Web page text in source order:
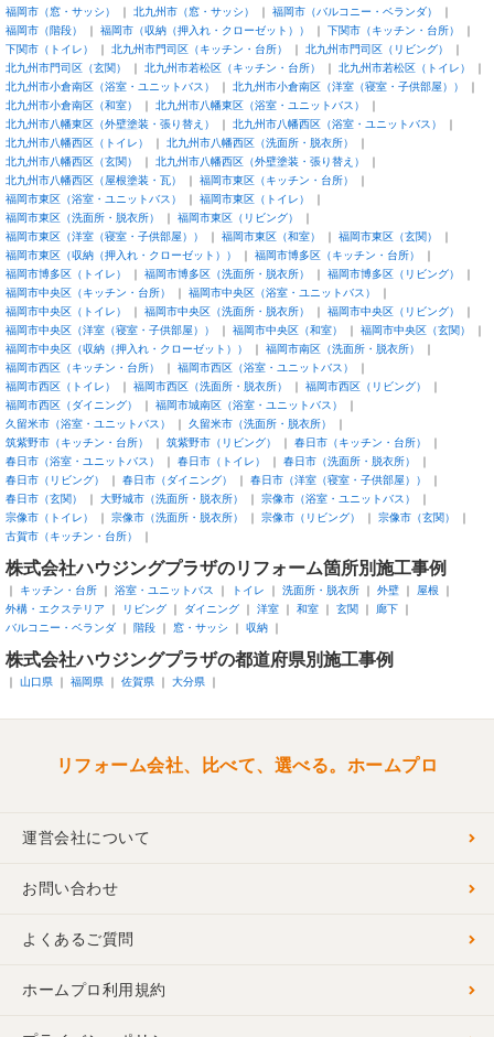
福岡市（窓・サッシ）
北九州市（窓・サッシ）
福岡市（バルコニー・ベランダ）
福岡市（階段）
福岡市（収納（押入れ・クローゼット））
下関市（キッチン・台所）
下関市（トイレ）
北九州市門司区（キッチン・台所）
北九州市門司区（リビング）
北九州市門司区（玄関）
北九州市若松区（キッチン・台所）
北九州市若松区（トイレ）
北九州市小倉南区（浴室・ユニットバス）
北九州市小倉南区（洋室（寝室・子供部屋））
北九州市小倉南区（和室）
北九州市八幡東区（浴室・ユニットバス）
北九州市八幡東区（外壁塗装・張り替え）
北九州市八幡西区（浴室・ユニットバス）
北九州市八幡西区（トイレ）
北九州市八幡西区（洗面所・脱衣所）
北九州市八幡西区（玄関）
北九州市八幡西区（外壁塗装・張り替え）
北九州市八幡西区（屋根塗装・瓦）
福岡市東区（キッチン・台所）
福岡市東区（浴室・ユニットバス）
福岡市東区（トイレ）
福岡市東区（洗面所・脱衣所）
福岡市東区（リビング）
福岡市東区（洋室（寝室・子供部屋））
福岡市東区（和室）
福岡市東区（玄関）
福岡市東区（収納（押入れ・クローゼット））
福岡市博多区（キッチン・台所）
福岡市博多区（トイレ）
福岡市博多区（洗面所・脱衣所）
福岡市博多区（リビング）
福岡市中央区（キッチン・台所）
福岡市中央区（浴室・ユニットバス）
福岡市中央区（トイレ）
福岡市中央区（洗面所・脱衣所）
福岡市中央区（リビング）
福岡市中央区（洋室（寝室・子供部屋））
福岡市中央区（和室）
福岡市中央区（玄関）
福岡市中央区（収納（押入れ・クローゼット））
福岡市南区（洗面所・脱衣所）
福岡市西区（キッチン・台所）
福岡市西区（浴室・ユニットバス）
福岡市西区（トイレ）
福岡市西区（洗面所・脱衣所）
福岡市西区（リビング）
福岡市西区（ダイニング）
福岡市城南区（浴室・ユニットバス）
久留米市（浴室・ユニットバス）
久留米市（洗面所・脱衣所）
筑紫野市（キッチン・台所）
筑紫野市（リビング）
春日市（キッチン・台所）
春日市（浴室・ユニットバス）
春日市（トイレ）
春日市（洗面所・脱衣所）
春日市（リビング）
春日市（ダイニング）
春日市（洋室（寝室・子供部屋））
春日市（玄関）
大野城市（洗面所・脱衣所）
宗像市（浴室・ユニットバス）
宗像市（トイレ）
宗像市（洗面所・脱衣所） 宗像市（リビング）
宗像市（玄関）
古賀市（キッチン・台所）
株式会社ハウジングプラザのリフォーム箇所別施工事例
キッチン・台所 浴室・ユニットバス トイレ 洗面所・脱衣所 外壁
屋根
外構・エクステリア
リビング ダイニング 洋室 和室 玄関
廊下
バルコニー・ベランダ
階段 窓・サッシ 収納
株式会社ハウジングプラザの都道府県別施工事例
山口県 福岡県 佐賀県 大分県
リフォーム会社、比べて、選べる。ホームプロ
運営会社について
お問い合わせ
よくあるご質問
ホームプロ利用規約